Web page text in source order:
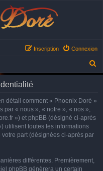
Connexion
Inscription
e
détail comment « Phoenix Doré »
par « nous », « notre », « nos »,
») et phpBB (désigné ci-après
utilisent toutes les informations
part (désignées ci-après par
différentes. Premièrement,
phpBB génèrera un certain